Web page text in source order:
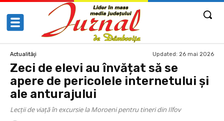
Actualităţi Updated: 26 mai 2026
Zeci de elevi au învățat să se
apere de pericolele internetului și
ale anturajului
Lecții de viață în excursie la Moroeni pentru tineri din Ilfov